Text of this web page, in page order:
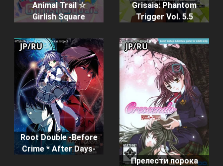
Animal Trail ☆
Girlish Square
Grisaia: Phantom
Trigger Vol. 5.5
Root Double -Before
Crime * After Days-
JP/RU
Прелести порока
JP/RU